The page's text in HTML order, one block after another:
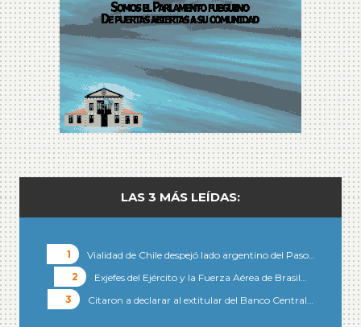
LAS 3 MÁS LEÍDAS:
Vialidad de Chile despejó lado argentino del Paso…
Exjefes del Ejército y la Fuerza Aérea de Brasil…
Citaron a declarar al extitular del Banco Central…